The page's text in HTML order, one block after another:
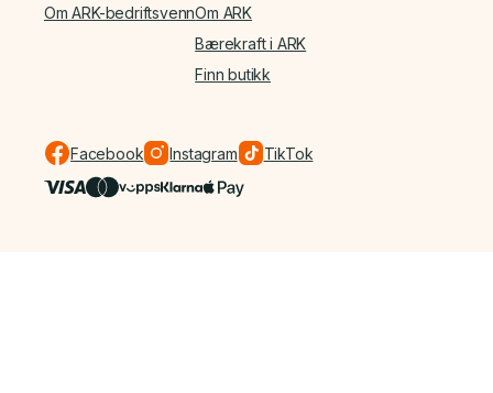
Om ARK-bedriftsvennOm ARK
Bærekraft i ARK
Finn butikk
Facebook Instagram TikTok